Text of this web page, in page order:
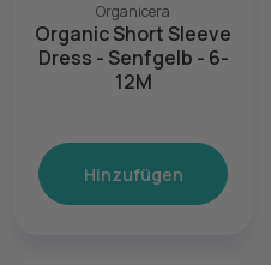
Organicera
Organic Short Sleeve
Dress - Senfgelb - 6-
12M
Hinzufügen